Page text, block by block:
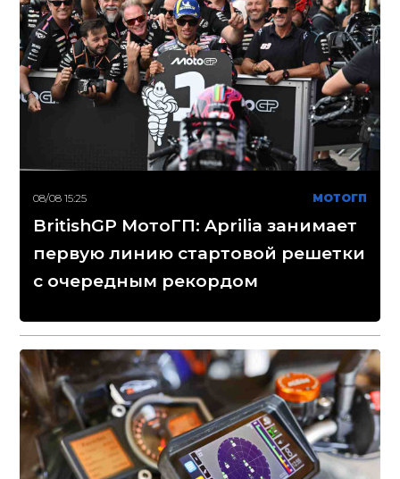
08/08 15:25 МОТОГП
BritishGP МотоГП: Aprilia занимает
первую линию стартовой решетки
с очередным рекордом